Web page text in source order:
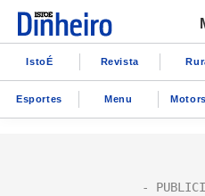
IstoÉ Revista
Esportes Menu